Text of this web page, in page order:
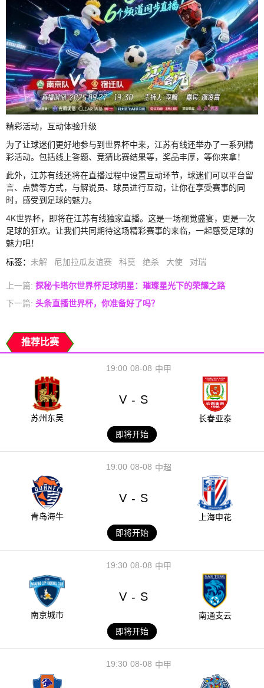
精彩活动，互动体验升级
为了让球迷们更好地参与到世界杯中来，江苏有线还举办了一系列精
彩活动。包括线上答题、竞猜比赛结果等，奖品丰厚，等你来拿！
此外，江苏有线还将在直播过程中设置互动环节，球迷们可以平台留
言、点赞等方式，与解说员、球员进行互动，让你在享受赛事的同
时，感受到足球的魅力。
4K世界杯，即将在江苏有线独家直播。这是一场视觉盛宴，更是一次
足球的狂欢。让我们共同期待这场精彩赛事的来临，一起感受足球的
魅力吧！
标签： 未解 尼加拉瓜友谊赛 科莫 绝杀 大使 对瑞
上一篇: 探秘卡塔尔世界杯足球明星：璀璨星光下的荣耀之路
下一篇: 头条直播世界杯，你准备好了吗？
推荐比赛
08-08
19:00 中甲
苏州东吴
V - S
长春亚泰
即将开始
08-08
19:00 中超
青岛海牛
V - S
上海申花
即将开始
08-08
19:30 中甲
南京城市
V - S
南通支云
即将开始
08-08
19:30 中甲